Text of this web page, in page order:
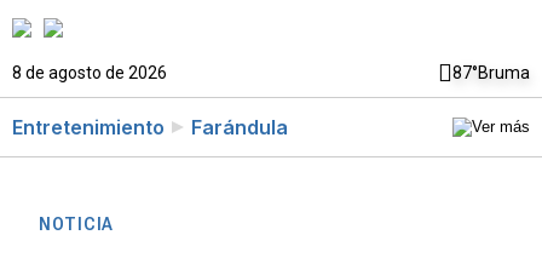
8 de agosto de 2026 87°Bruma
Entretenimiento Farándula
NOTICIA